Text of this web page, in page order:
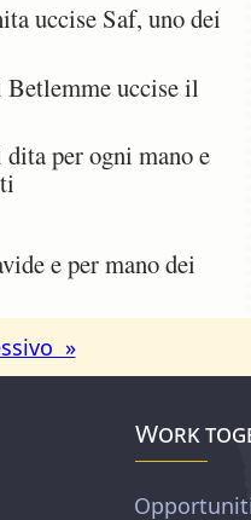
uccise Saf, uno dei
uccise il
per ogni mano e
e per mano dei
»
Work